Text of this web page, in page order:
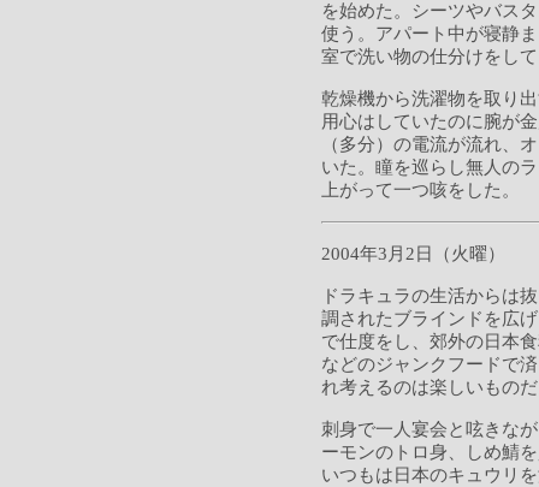
を始めた。シーツやバス
使う。アパート中が寝静
室で洗い物の仕分けをし
乾燥機から洗濯物を取り
用心はしていたのに腕が
（多分）の電流が流れ、
いた。瞳を巡らし無人の
上がって一つ咳をした。
2004年3月2日（火曜）
ドラキュラの生活からは
調されたブラインドを広
で仕度をし、郊外の日本
などのジャンクフードで
れ考えるのは楽しいもの
刺身で一人宴会と呟きな
ーモンのトロ身、しめ鯖
いつもは日本のキュウリ